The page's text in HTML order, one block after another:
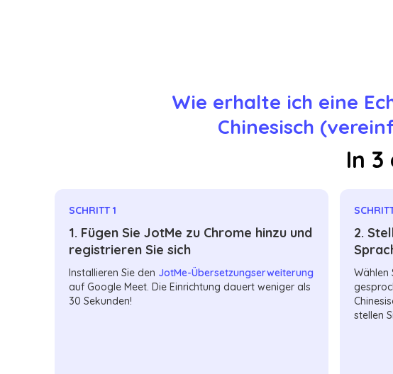
Wie erhalte ich eine
Chinesisch
In
SCHRITT 1
1. Fügen Sie JotMe zu Chrome hinzu und
registrieren Sie sich
Installieren Sie den JotMe-Übersetzungserweiterung
auf Google Meet. Die Einrichtung dauert weniger als
30 Sekunden!
2.
Wählen
stellen